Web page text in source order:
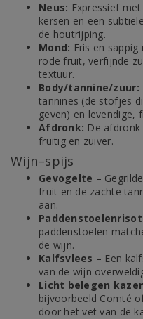
Neus: Expressief
kersen en een
de houtrijping.
Mond: Fris en
rode fruit, verfijnde
textuur.
Body/tannine/zuur:
tannines (de stofjes
geven) en levendige,
Afdronk: De
fruitig en zuiver.
Wijn–spijs
Gevogelte –
fruit en de zachte
aan.
paddenstoelen
de wijn.
Kalfsvlees – Een
van de wijn
Licht belegen
bijvoorbeeld Comté
door het vet van de